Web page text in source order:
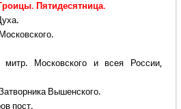
Пятидесятница.
Московского и всея России,
Вышенского.
пост.